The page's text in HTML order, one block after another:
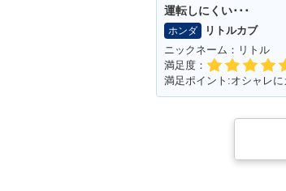
運転しにくい･･･
ホンダ
リトルカブ
ニックネーム：リトル
満足度：
満足ポイント:オシャレに